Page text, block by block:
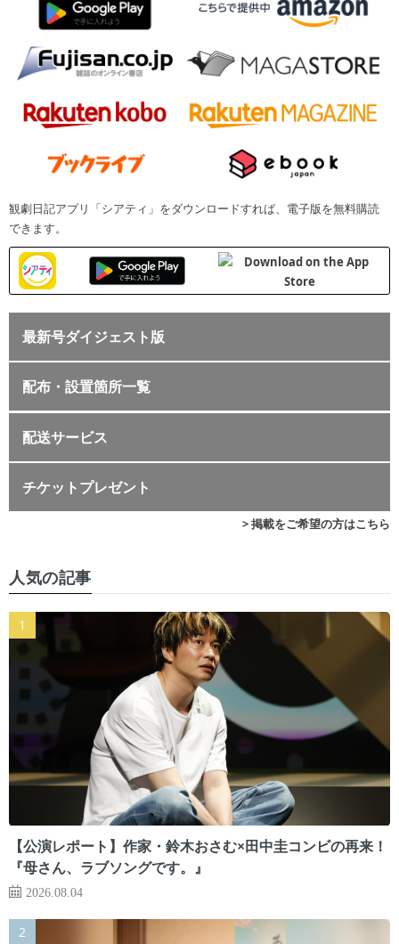
観劇日記アプリ「シアティ」をダウンロードすれば、電子版を無料購読
できます。
最新号ダイジェスト版
配布・設置箇所一覧
配送サービス
チケットプレゼント
> 掲載をご希望の方はこちら
人気の記事
【公演レポート】作家・鈴木おさむ×田中圭コンビの再来！
『母さん、ラブソングです。』
2026.08.04